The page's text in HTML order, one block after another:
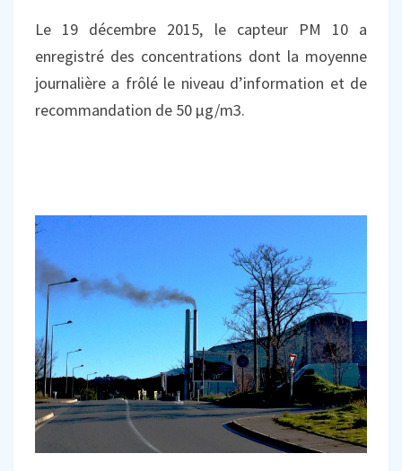
Le 19 décembre 2015, le capteur PM 10 a
enregistré des concentrations dont la moyenne
journalière a frôlé le niveau d’information et de
recommandation de 50 µg/m3.